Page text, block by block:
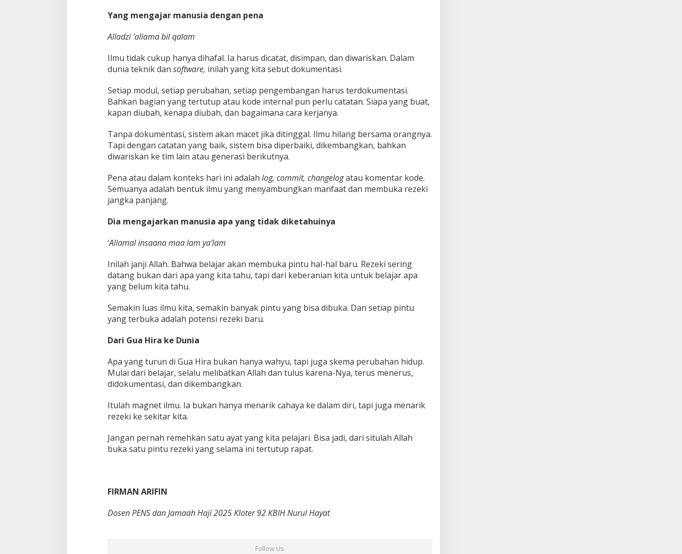
Yang mengajar manusia dengan pena
Alladzi ‘allama bil qalam
Ilmu tidak cukup hanya dihafal. Ia harus dicatat, disimpan, dan diwariskan. Dalam
dunia teknik dan software, inilah yang kita sebut dokumentasi.
Setiap modul, setiap perubahan, setiap pengembangan harus terdokumentasi.
Bahkan bagian yang tertutup atau kode internal pun perlu catatan. Siapa yang buat,
kapan diubah, kenapa diubah, dan bagaimana cara kerjanya.
Tanpa dokumentasi, sistem akan macet jika ditinggal. Ilmu hilang bersama orangnya.
Tapi dengan catatan yang baik, sistem bisa diperbaiki, dikembangkan, bahkan
diwariskan ke tim lain atau generasi berikutnya.
Pena atau dalam konteks hari ini adalah log, commit, changelogatau komentar kode.
Semuanya adalah bentuk ilmu yang menyambungkan manfaat dan membuka rezeki
jangka panjang.
Dia mengajarkan manusia apa yang tidak diketahuinya
‘Allamal insaana maa lam ya’lam
Inilah janji Allah. Bahwa belajar akan membuka pintu hal-hal baru. Rezeki sering
datang bukan dari apa yang kita tahu, tapi dari keberanian kita untuk belajar apa
yang belum kita tahu.
Semakin luas ilmu kita, semakin banyak pintu yang bisa dibuka. Dan setiap pintu
yang terbuka adalah potensi rezeki baru.
Dari Gua Hira ke Dunia
Apa yang turun di Gua Hira bukan hanya wahyu, tapi juga skema perubahan hidup.
Mulai dari belajar, selalu melibatkan Allah dan tulus karena-Nya, terus menerus,
didokumentasi, dan dikembangkan.
Itulah magnet ilmu. Ia bukan hanya menarik cahaya ke dalam diri, tapi juga menarik
rezeki ke sekitar kita.
Jangan pernah remehkan satu ayat yang kita pelajari. Bisa jadi, dari situlah Allah
buka satu pintu rezeki yang selama ini tertutup rapat.
FIRMAN ARIFIN
Dosen PENS dan Jamaah Haji 2025 Kloter 92 KBIH Nurul Hayat
Follow Us